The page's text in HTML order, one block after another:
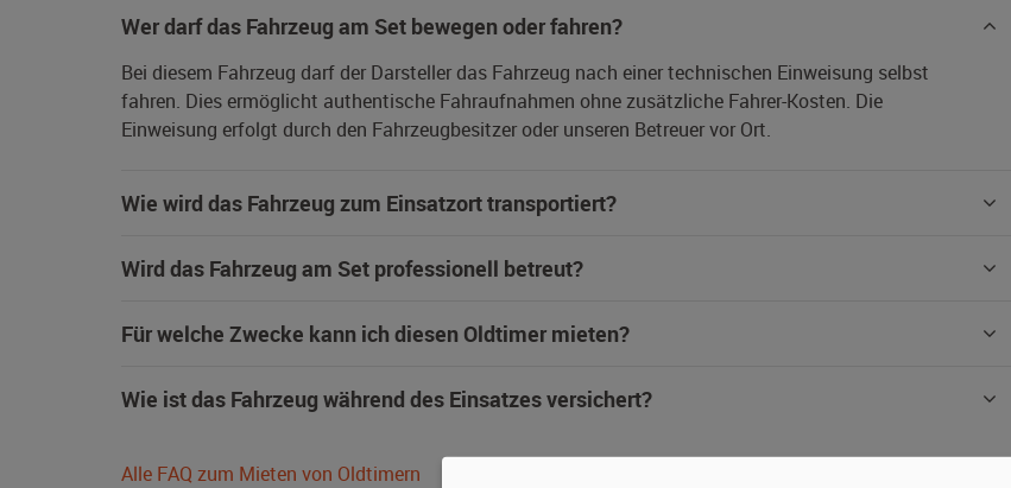
Wer darf das Fahrzeug am Set bewegen oder fahren?
Bei diesem Fahrzeug darf der Darsteller das Fahrzeug nach einer technischen Einweisung selbst
fahren. Dies ermöglicht authentische Fahraufnahmen ohne zusätzliche Fahrer-Kosten. Die
Einweisung erfolgt durch den Fahrzeugbesitzer oder unseren Betreuer vor Ort.
Wie wird das Fahrzeug zum Einsatzort transportiert?
Wird das Fahrzeug am Set professionell betreut?
Für welche Zwecke kann ich diesen Oldtimer mieten?
Wie ist das Fahrzeug während des Einsatzes versichert?
Alle FAQ zum Mieten von Oldtimern